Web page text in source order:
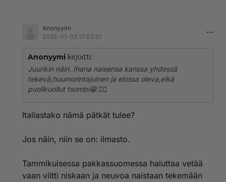
Anonyymi
2025-01-03 17:02:51
Anonyymi kirjoitti:
Juurikin näin. Ihana naisensa kanssa yhdessä
tekevä,huumorintajuinen ja elossa oleva,eikä
puolikuollut tsombi😁.🤷‍♀️
Italiastako nämä pätkät tulee?
Jos näin, niin se on: ilmasto.
Tammikuisessa pakkassuomessa haluttaa vetää
vaan viltti niskaan ja neuvoa naistaan tekemään